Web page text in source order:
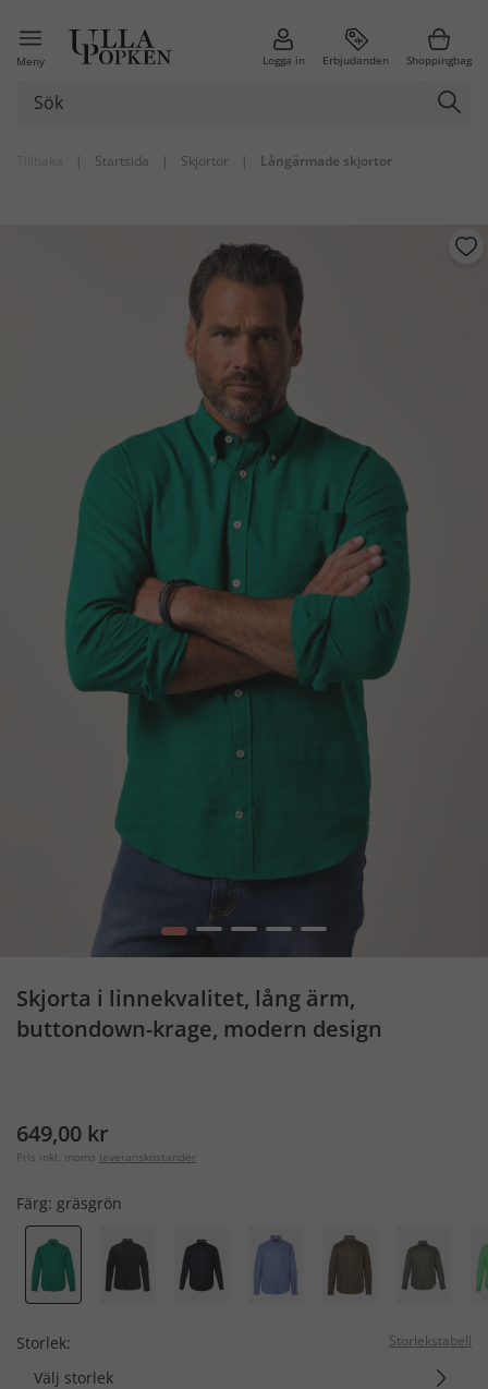
Meny Logga in Erbjudanden Shoppingbag
| Startsida | Skjortor | Långärmade skjortor
1 2 3 4 5
Skjorta i linnekvalitet, lång ärm,
buttondown-krage, modern design
649,00 kr
Pris inkl. moms leveranskostander
Färg: gräsgrön
Storlek: Storlekstabell
Välj storlek